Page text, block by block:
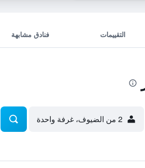
التقييمات فنادق مشابهة
2 من الضيوف، غرفة واحدة